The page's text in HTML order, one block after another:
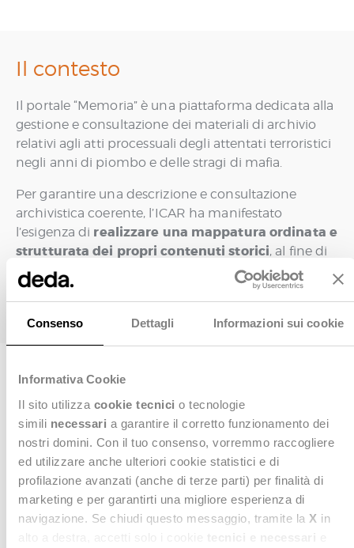
Consenso Dettagli Informazioni sui cookie
Informativa Cookie
Il sito utilizza cookie tecnici o tecnologie
simili necessari a garantire il corretto funzionamento dei
nostri domini. Con il tuo consenso, vorremmo raccogliere
ed utilizzare anche ulteriori cookie statistici e di
profilazione avanzati (anche di terze parti) per finalità di
marketing e per garantirti una migliore esperienza di
navigazione. Se chiudi questo messaggio, tramite la X in
Il contesto
Il portale “Memoria” è una piattaforma dedicata alla
gestione e consultazione dei materiali di archivio
relativi agli atti processuali degli attentati terroristici
negli anni di piombo e delle stragi di mafia.
Per garantire una descrizione e consultazione
archivistica coerente, l’ICAR ha manifestato
l’esigenza di realizzare una mappatura ordinata e
strutturata dei propri contenuti storici, al fine di
rendere accessibile e fruibile in modo sistematico
un patrimonio documentale di grande rilevanza
La soluzione
Per conseguire questo obiettivo è stato adottato il
software
metaFAD, permettendo una gestione
documentale contestuale ma separata dei fondi dei
diversi archivi appartenenti alla rete. Nell’ambiente
di pubblicazione è stata resa disponibile una
mappa interattiva intuitiva, che consente di